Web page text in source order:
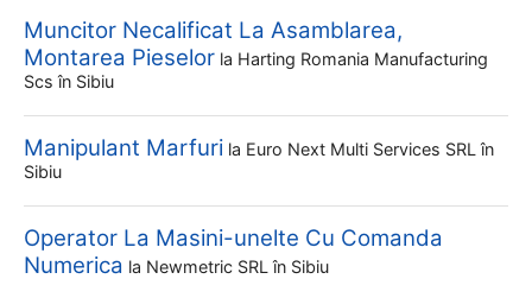
Muncitor Necalificat La Asamblarea,
Montarea Pieselor la Harting Romania Manufacturing
Scs în Sibiu
Manipulant Marfuri la Euro Next Multi Services SRL în
Sibiu
Operator La Masini-unelte Cu Comanda
Numerica la Newmetric SRL în Sibiu